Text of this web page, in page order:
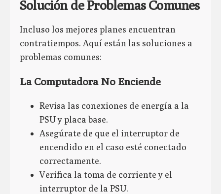
Solución de Problemas Comunes
Incluso los mejores planes encuentran
contratiempos. Aquí están las soluciones a
problemas comunes:
La Computadora No Enciende
Revisa las conexiones de energía a la
PSU y placa base.
Asegúrate de que el interruptor de
encendido en el caso esté conectado
correctamente.
Verifica la toma de corriente y el
interruptor de la PSU.